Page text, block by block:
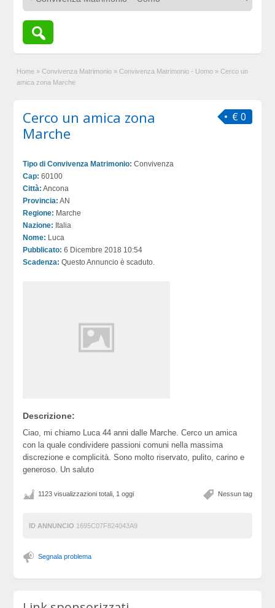
Home » Convivenza Matrimonio » Convivenza Matrimonio - Uomo » Cerco un
amica zona Marche
€ 0
Cerco un amica zona
Marche
Tipo di Convivenza Matrimonio: Convivenza
Cap: 60100
Città: Ancona
Provincia: AN
Regione: Marche
Nazione: Italia
Nome: Luca
Pubblicato: 6 Dicembre 2018 10:54
Scadenza: Questo Annuncio è scaduto.
Descrizione:
Ciao, mi chiamo Luca 44 anni dalle Marche. Cerco un amica
con la quale condividere passioni comuni nella massima
discrezione e complicità. Sono molto riservato, pulito, carino e
generoso. Un saluto
Nessun tag
1123 visualizzazioni totali, 1 oggi
ID ANNUNCIO 1695C07F824043A9
Segnala problema